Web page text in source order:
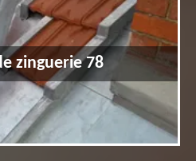
zinguerie 78